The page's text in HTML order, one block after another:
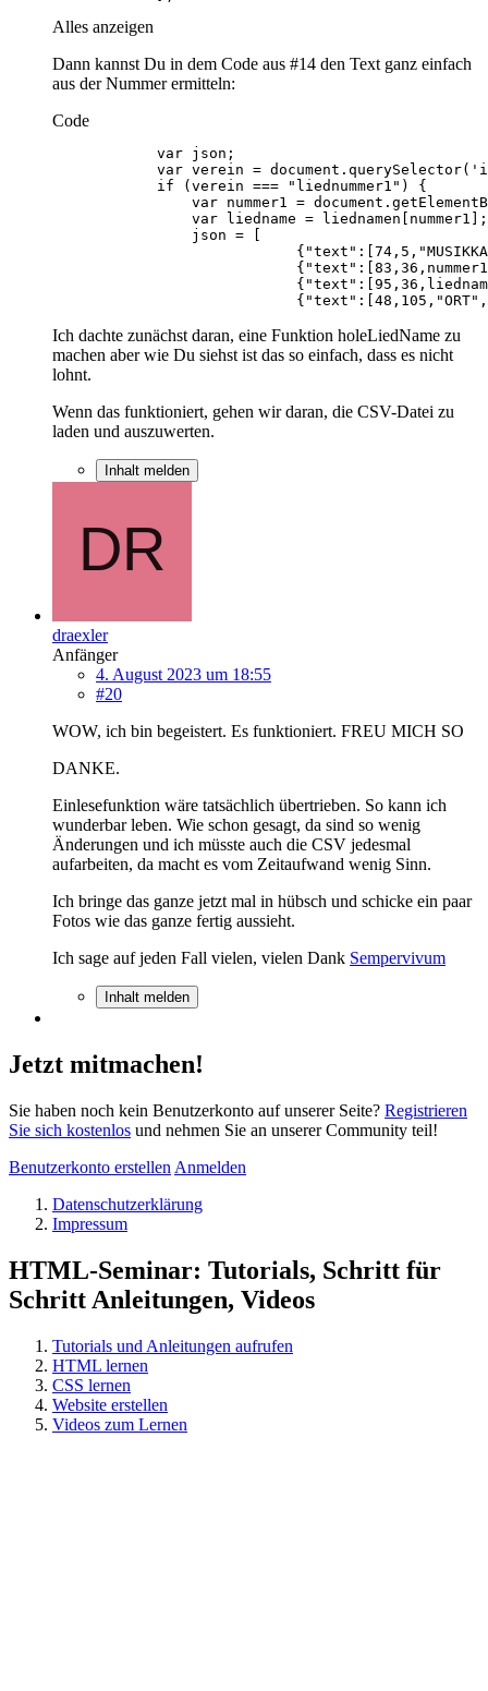
Alles anzeigen
Dann kannst Du in dem Code aus #14 den Text ganz einfach
aus der Nummer ermitteln:
Code
Ich dachte zunächst daran, eine Funktion holeLiedName zu
machen aber wie Du siehst ist das so einfach, dass es nicht
lohnt.
Wenn das funktioniert, gehen wir daran, die CSV-Datei zu
laden und auszuwerten.
Inhalt melden
draexler
Anfänger
4. August 2023 um 18:55
#20
WOW, ich bin begeistert. Es funktioniert. FREU MICH SO
DANKE.
Einlesefunktion wäre tatsächlich übertrieben. So kann ich
wunderbar leben. Wie schon gesagt, da sind so wenig
Änderungen und ich müsste auch die CSV jedesmal
aufarbeiten, da macht es vom Zeitaufwand wenig Sinn.
Ich bringe das ganze jetzt mal in hübsch und schicke ein paar
Fotos wie das ganze fertig aussieht.
Ich sage auf jeden Fall vielen, vielen Dank Sempervivum
Inhalt melden
Jetzt mitmachen!
Sie haben noch kein Benutzerkonto auf unserer Seite? Registrieren
Sie sich kostenlos und nehmen Sie an unserer Community teil!
Benutzerkonto erstellen Anmelden
Datenschutzerklärung
Impressum
HTML-Seminar: Tutorials, Schritt für
Schritt Anleitungen, Videos
Tutorials und Anleitungen aufrufen
HTML lernen
CSS lernen
Website erstellen
Videos zum Lernen